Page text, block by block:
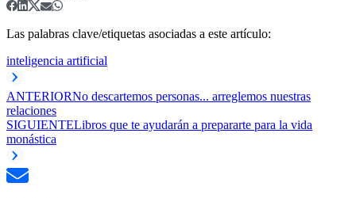
Las palabras clave/etiquetas asociadas a este artículo:
inteligencia artificial
ANTERIORNo descartemos personas... arreglemos nuestras
relaciones
SIGUIENTELibros que te ayudarán a prepararte para la vida
monástica